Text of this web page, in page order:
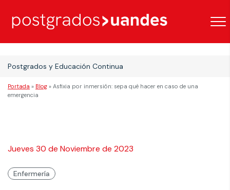
Postgrados y Educación Continua
Portada » Blog » Asfixia por inmersión: sepa qué hacer en caso de una
emergencia
Jueves 30 de Noviembre de 2023
Enfermería